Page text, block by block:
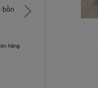
bồn
hàng